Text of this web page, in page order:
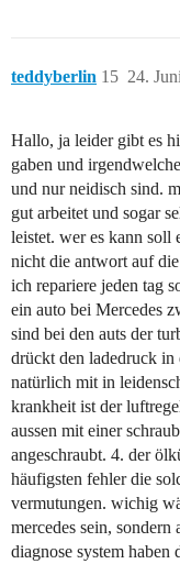
teddyberlin 24.
15
Hallo, ja leider gibt es
gaben und
und nur neidisch sind.
gut arbeitet und sogar
leistet. wer es kann soll
nicht die antwort auf
ich repariere jeden tag
ein auto bei Mercedes
sind bei den auts der
drückt den ladedruck in
natürlich mit in
krankheit ist der
aussen mit einer
angeschraubt. 4. der
häufigsten fehler die
vermutungen. wichig
mercedes sein,
diagnose system haben